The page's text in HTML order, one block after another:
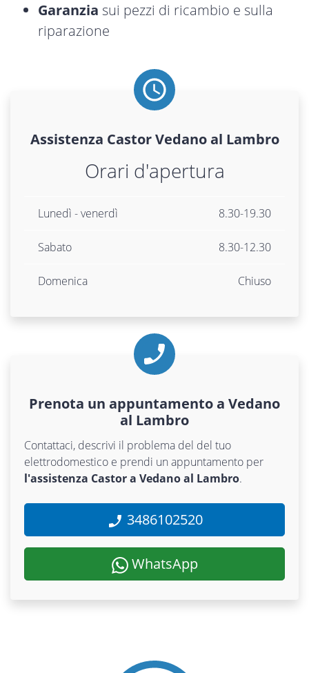
Garanzia sui pezzi di ricambio e sulla
riparazione
Assistenza CastorVedano al Lambro
Orari d'apertura
Lunedì - venerdì 8.30-19.30
Sabato 8.30-12.30
Domenica Chiuso
Prenota un appuntamento a Vedano
al Lambro
Contattaci, descrivi il problema del del tuo
elettrodomestico e prendi un appuntamento per
l'assistenza Castor a Vedano al Lambro.
3486102520
WhatsApp